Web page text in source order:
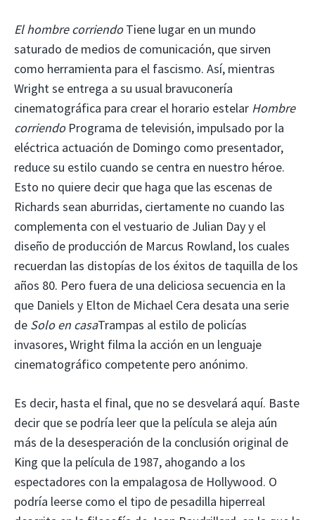
El hombre corriendoTiene lugar en un mundo
saturado de medios de comunicación, que sirven
como herramienta para el fascismo. Así, mientras
Wright se entrega a su usual bravuconería
cinematográfica para crear el horario estelar Hombre
corriendoPrograma de televisión, impulsado por la
eléctrica actuación de Domingo como presentador,
reduce su estilo cuando se centra en nuestro héroe.
Esto no quiere decir que haga que las escenas de
Richards sean aburridas, ciertamente no cuando las
complementa con el vestuario de Julian Day y el
diseño de producción de Marcus Rowland, los cuales
recuerdan las distopías de los éxitos de taquilla de los
años 80. Pero fuera de una deliciosa secuencia en la
que Daniels y Elton de Michael Cera desata una serie
de Solo en casaTrampas al estilo de policías
invasores, Wright filma la acción en un lenguaje
cinematográfico competente pero anónimo.
Es decir, hasta el final, que no se desvelará aquí. Baste
decir que se podría leer que la película se aleja aún
más de la desesperación de la conclusión original de
King que la película de 1987, ahogando a los
espectadores con la empalagosa de Hollywood. O
podría leerse como el tipo de pesadilla hiperreal